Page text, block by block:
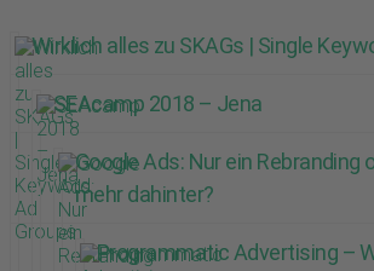
Wirklich alles zu SKAGs | Single
SEAcamp 2018 – Jena
Google Ads: Nur ein Rebranding
mehr dahinter?
Programmatic Advertising –